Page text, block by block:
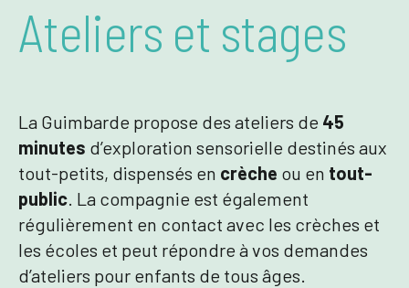
Ateliers et stages
La Guimbarde propose des ateliers de 45
minutes d’exploration sensorielle destinés aux
tout-petits, dispensés en crèche ou en tout-
public. La compagnie est également
régulièrement en contact avec les crèches et
les écoles et peut répondre à vos demandes
d’ateliers pour enfants de tous âges.